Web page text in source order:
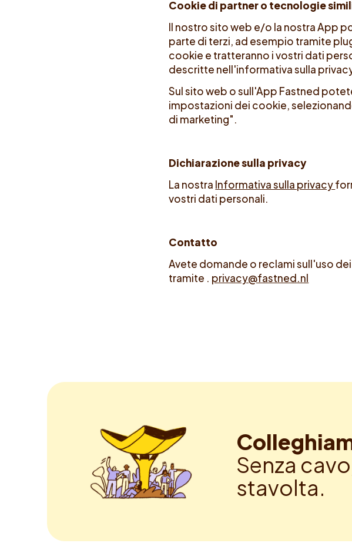
Cookie di partner o tecnologie
Il nostro sito web e/o la nostra App
parte di terzi, ad esempio tramite
cookie e tratteranno i vostri dati
descritte nell'informativa sulla
Sul sito web o sull'App Fastned
impostazioni dei cookie,
di marketing".
Dichiarazione sulla privacy
La nostra Informativa sulla privacy
vostri dati personali.
Contatto
Avete domande o reclami sull'uso
tramite . privacy@fastned.nl
Senza
stavolta.